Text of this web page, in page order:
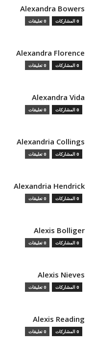
Alexandra Bowers
0 المشاركات 0 تعليقات
Alexandra Florence
0 المشاركات 0 تعليقات
Alexandra Vida
0 المشاركات 0 تعليقات
Alexandria Collings
0 المشاركات 0 تعليقات
Alexandria Hendrick
0 المشاركات 0 تعليقات
Alexis Bolliger
0 المشاركات 0 تعليقات
Alexis Nieves
0 المشاركات 0 تعليقات
Alexis Reading
0 المشاركات 0 تعليقات